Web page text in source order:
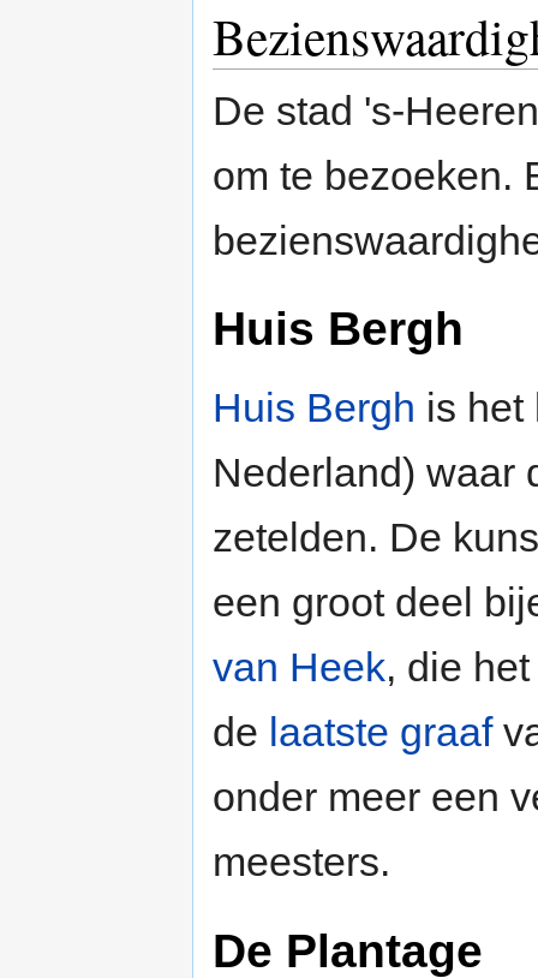
De stad 's-
om te bezoeken.
Huis Bergh
Huis Bergh is het
Nederland) waar
zetelden. De
een groot deel
van Heek, die
de laatste graaf
onder meer een
meesters.
De Plantage